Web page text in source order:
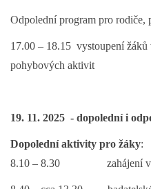
Odpolední program pro rodiče,
17.00 – 18.15 vystoupení žáků
pohybových aktivit
19. 11. 2025 - dopolední i
Dopolední aktivity pro žáky:
8.10 – 8.30 zahájení ve